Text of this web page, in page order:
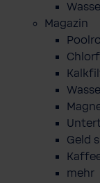
Magazin
Geld
mehr